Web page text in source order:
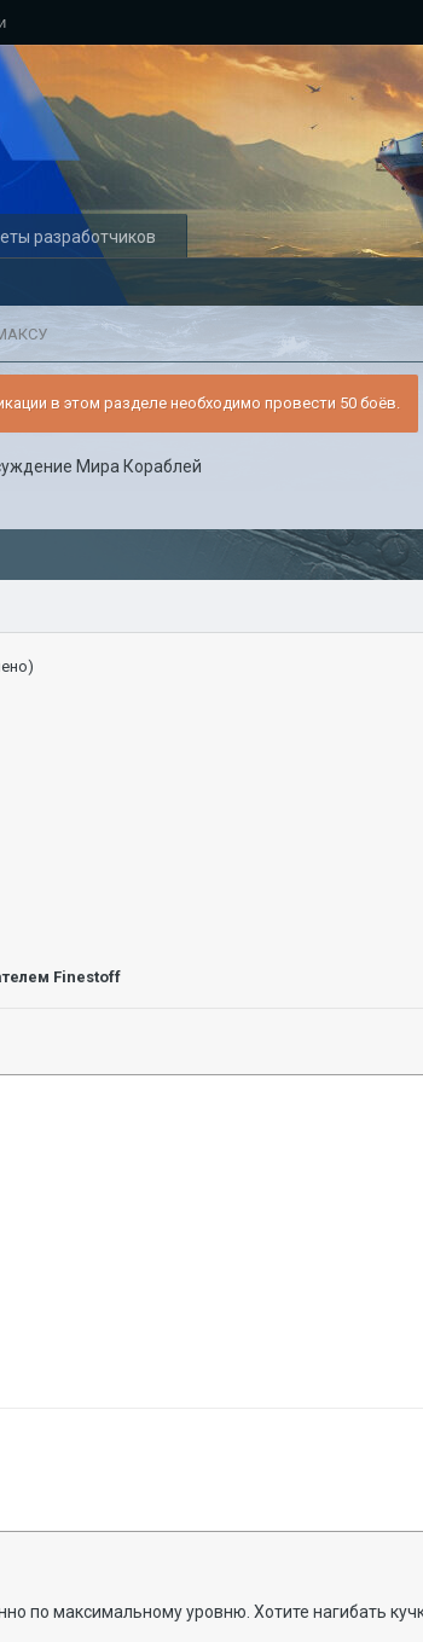
разработчиков
в этом разделе необходимо провести 50 боёв.
Мира Кораблей
Finestoff
по максимальному уровню. Хотите нагибать